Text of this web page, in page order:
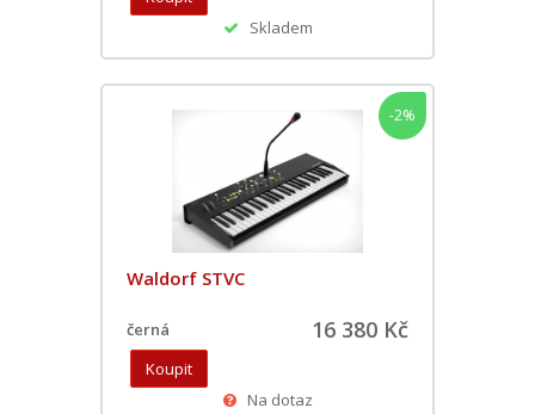
Skladem
Waldorf STVC
černá 16 380 Kč
Na dotaz
-2%